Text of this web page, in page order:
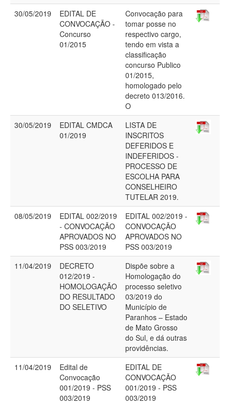
30/05/2019
EDITAL DE
CONVOCAÇÃO -
Concurso
01/2015
Convocação para
tomar posse no
respectivo cargo,
tendo em vista a
classificação
concurso Publico
01/2015,
homologado pelo
decreto 013/2016.
O
30/05/2019
EDITAL CMDCA
01/2019
LISTA DE
INSCRITOS
DEFERIDOS E
INDEFERIDOS -
PROCESSO DE
ESCOLHA PARA
CONSELHEIRO
TUTELAR 2019.
08/05/2019
EDITAL 002/2019
- CONVOCAÇÃO
APROVADOS NO
PSS 003/2019
EDITAL 002/2019 -
CONVOCAÇÃO
APROVADOS NO
PSS 003/2019
11/04/2019
DECRETO
012/2019 -
HOMOLOGAÇÃO
DO RESULTADO
DO SELETIVO
Dispõe sobre a
Homologação do
processo seletivo
03/2019 do
Município de
Paranhos – Estado
de Mato Grosso
do Sul, e dá outras
providências.
11/04/2019
Edital de
Convocação
001/2019 - PSS
003/2019
EDITAL DE
CONVOCAÇÃO
001/2019 - PSS
003/2019